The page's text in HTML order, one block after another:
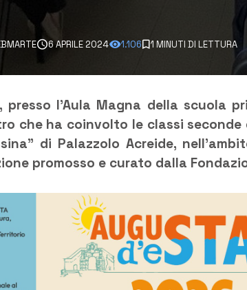
6 APRILE 2024 1.106 1 MINUTI DI LETTURA
l’Aula Magna della scuola
che ha coinvolto le classi
di Palazzolo Acreide,
promosso e curato dalla